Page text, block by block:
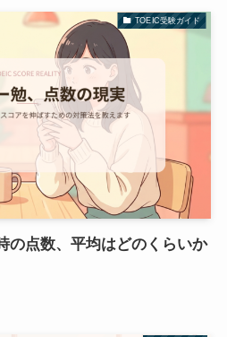
TOEIC受験ガイド
の点数、平均はどのくらいか